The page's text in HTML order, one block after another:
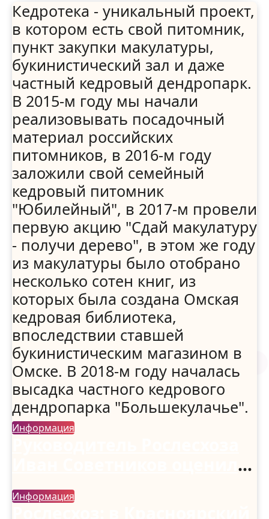
Кедротека - уникальный проект,
в котором есть свой питомник,
пункт закупки макулатуры,
букинистический зал и даже
частный кедровый дендропарк.
В 2015-м году мы начали
реализовывать посадочный
материал российских
питомников, в 2016-м году
заложили свой семейный
кедровый питомник
"Юбилейный", в 2017-м провели
первую акцию "Сдай макулатуру
- получи дерево", в этом же году
из макулатуры было отобрано
несколько сотен книг, из
которых была создана Омская
кедровая библиотека,
впоследствии ставшей
букинистическим магазином в
Омске. В 2018-м году началась
высадка частного кедрового
дендропарка "Большекулачье".
Информация
развитие лесного
хозяйства в Чеченской
Информация